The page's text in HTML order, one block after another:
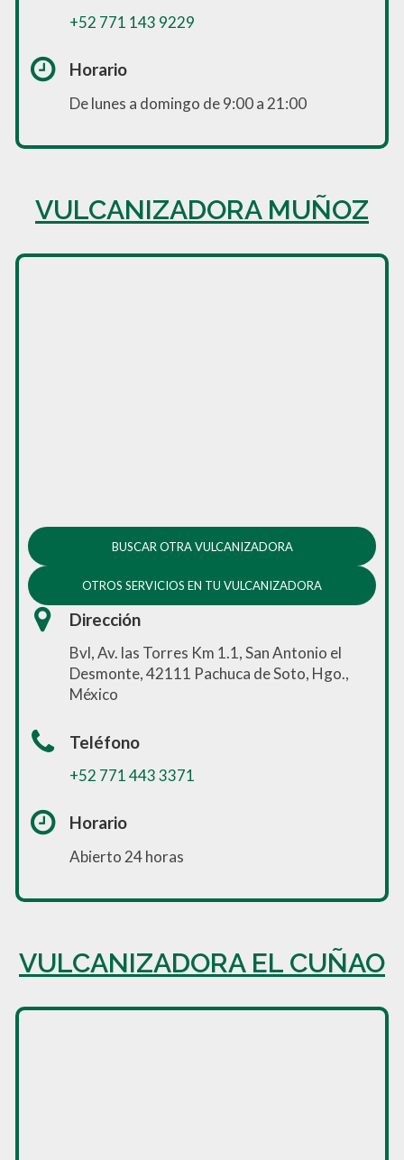
+52 771 143 9229
Horario
De lunes a domingo de 9:00 a 21:00
VULCANIZADORA MUÑOZ
BUSCAR OTRA VULCANIZADORA
OTROS SERVICIOS EN TU VULCANIZADORA
Dirección
Bvl, Av. las Torres Km 1.1, San Antonio el
Desmonte, 42111 Pachuca de Soto, Hgo.,
México
Teléfono
+52 771 443 3371
Horario
Abierto 24 horas
VULCANIZADORA EL CUÑAO